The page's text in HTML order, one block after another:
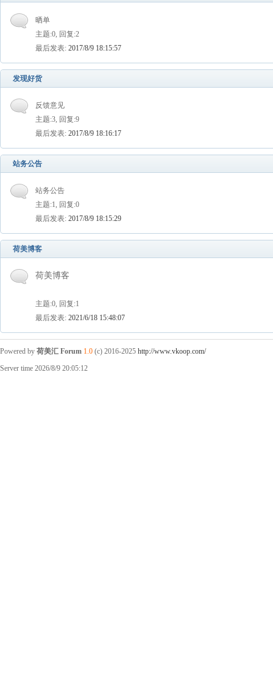
晒单
主题:0, 回复:2
最后发表: 2017/8/9 18:15:57
发现好货
反馈意见
主题:3, 回复:9
最后发表: 2017/8/9 18:16:17
站务公告
站务公告
主题:1, 回复:0
最后发表: 2017/8/9 18:15:29
荷美博客
荷美博客
主题:0, 回复:1
最后发表: 2021/6/18 15:48:07
Powered by 荷美汇 Forum 1.0 (c) 2016-2025 http://www.vkoop.com/
Server time 2026/8/9 20:05:12